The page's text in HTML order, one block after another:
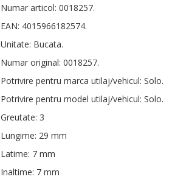
Numar articol: 0018257.
EAN: 4015966182574.
Unitate: Bucata.
Numar original: 0018257.
Potrivire pentru marca utilaj/vehicul: Solo.
Potrivire pentru model utilaj/vehicul: Solo.
Greutate: 3
Lungime: 29 mm
Latime: 7 mm
Inaltime: 7 mm